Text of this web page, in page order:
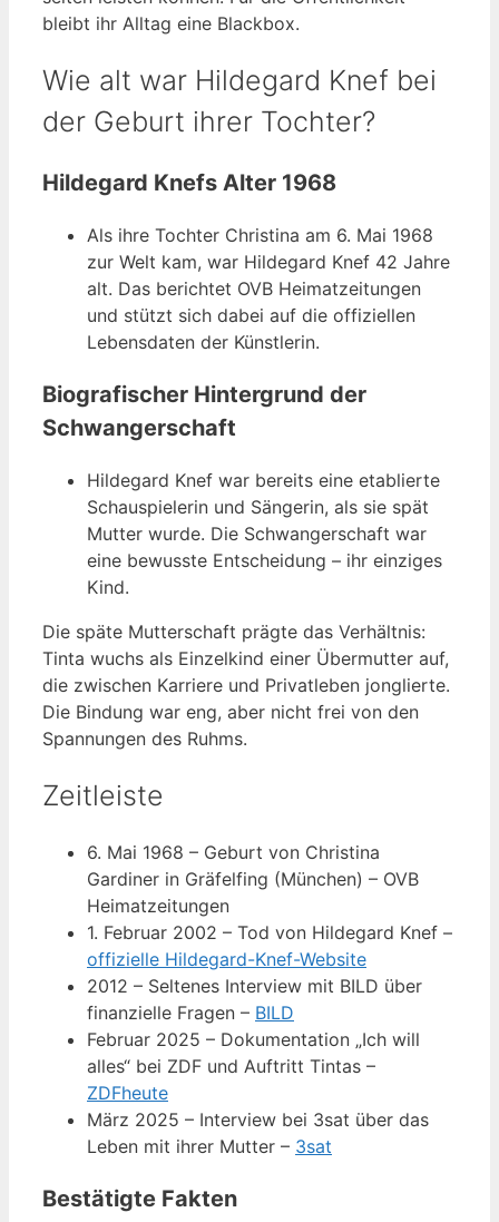
bleibt ihr Alltag eine Blackbox.
Wie alt war Hildegard Knef bei
der Geburt ihrer Tochter?
Hildegard Knefs Alter 1968
Als ihre Tochter Christina am 6. Mai 1968
zur Welt kam, war Hildegard Knef 42 Jahre
alt. Das berichtet OVB Heimatzeitungen
und stützt sich dabei auf die offiziellen
Lebensdaten der Künstlerin.
Biografischer Hintergrund der
Schwangerschaft
Hildegard Knef war bereits eine etablierte
Schauspielerin und Sängerin, als sie spät
Mutter wurde. Die Schwangerschaft war
eine bewusste Entscheidung – ihr einziges
Kind.
Die späte Mutterschaft prägte das Verhältnis:
Tinta wuchs als Einzelkind einer Übermutter auf,
die zwischen Karriere und Privatleben jonglierte.
Die Bindung war eng, aber nicht frei von den
Spannungen des Ruhms.
Zeitleiste
6. Mai 1968 – Geburt von Christina
Gardiner in Gräfelfing (München) – OVB
Heimatzeitungen
1. Februar 2002 – Tod von Hildegard Knef –
offizielle Hildegard-Knef-Website
2012 – Seltenes Interview mit BILD über
finanzielle Fragen – BILD
Februar 2025 – Dokumentation „Ich will
alles“ bei ZDF und Auftritt Tintas –
ZDFheute
März 2025 – Interview bei 3sat über das
Leben mit ihrer Mutter – 3sat
Bestätigte Fakten